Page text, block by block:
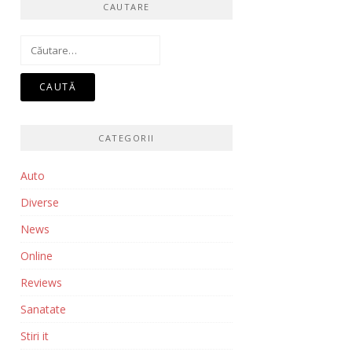
CAUTARE
Caută
CATEGORII
Auto
Diverse
News
Online
Reviews
Sanatate
Stiri it